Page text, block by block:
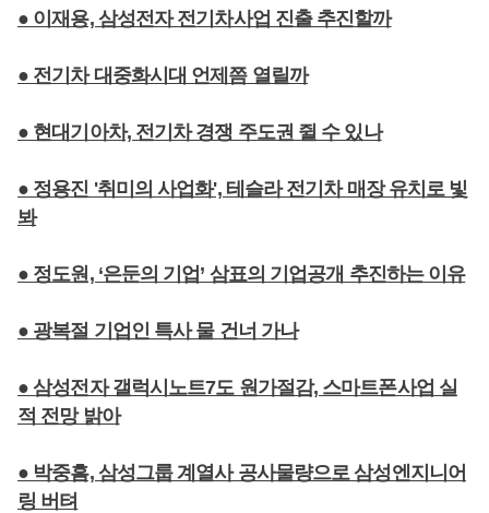
● 이재용, 삼성전자 전기차사업 진출 추진할까
● 전기차 대중화시대 언제쯤 열릴까
● 현대기아차, 전기차 경쟁 주도권 쥘 수 있나
● 정용진 '취미의 사업화', 테슬라 전기차 매장 유치로 빛
봐
● 정도원, ‘은둔의 기업’ 삼표의 기업공개 추진하는 이유
● 광복절 기업인 특사 물 건너 가나
● 삼성전자 갤럭시노트7도 원가절감, 스마트폰사업 실
적 전망 밝아
● 박중흠, 삼성그룹 계열사 공사물량으로 삼성엔지니어
링 버텨